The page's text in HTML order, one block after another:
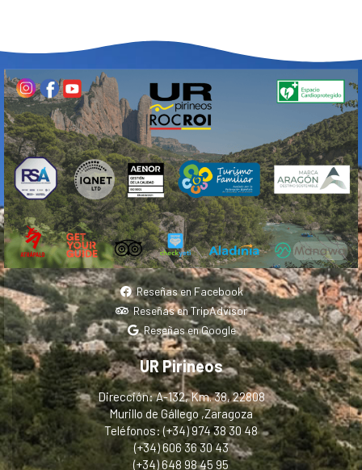
Reseñas en Facebook
Reseñas en TripAdvisor
Reseñas en Google
UR Pirineos
Dirección: A-132, Km. 38, 22808
Murillo de Gállego ,Zaragoza
Teléfonos: (+34) 974 38 30 48
(+34) 606 36 30 43
(+34) 648 98 45 95